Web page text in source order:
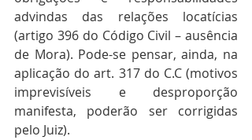
advindas das relações locatícias
(artigo 396 do Código Civil – ausência
de Mora). Pode-se pensar, ainda, na
aplicação do art. 317 do C.C (motivos
imprevisíveis e desproporção
manifesta, poderão ser corrigidas
pelo Juiz).